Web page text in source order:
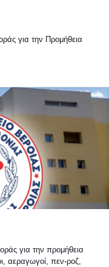
για την Προμήθεια
για την προμήθεια
αεραγωγοί, πεν-ροζ,